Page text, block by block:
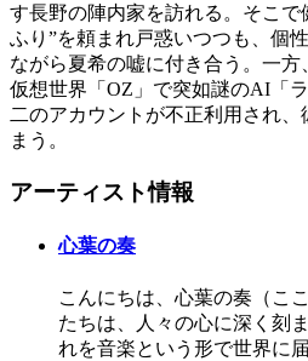
す長野の陣内家を訪れる。そこで
ふり”を頼まれ戸惑いつつも、個
ながら夏希の嘘に付き合う。一
仮想世界「OZ」で突如謎のAI「
二のアカウントが不正利用され
まう。
アーティスト情報
心葉の奏
こんにちは、心葉の奏（こ
たちは、人々の心に深く刻
れを音楽という形で世界に